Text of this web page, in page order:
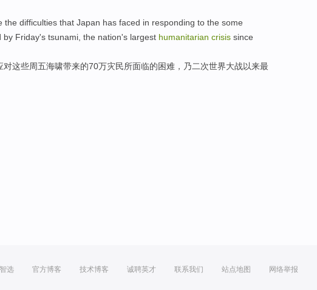
the difficulties that Japan has faced in responding to the some
by Friday's tsunami the nation's largest humanitarian crisis since
对这些周五海啸带来的70万灾民所面临的困难 ， 乃二次世界大战以来最
选 官方博客 技术博客 诚聘英才 联系我们 站点地图 网络举报